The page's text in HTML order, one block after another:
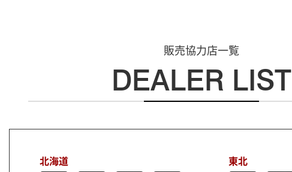
販売協力店一覧
DEALER LIST
北海道 東北